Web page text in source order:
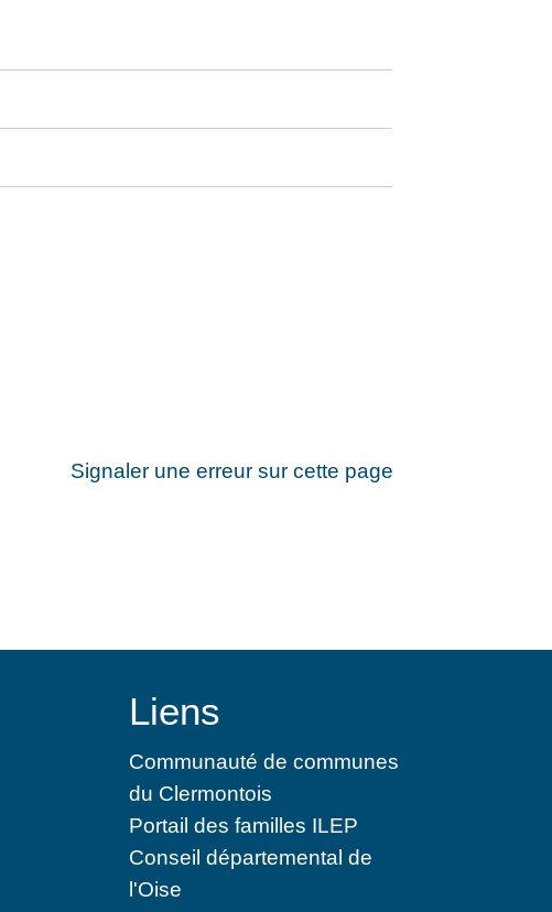
Signaler une erreur sur cette page
Liens
Communauté de communes
du Clermontois
Portail des familles ILEP
Conseil départemental de
l'Oise